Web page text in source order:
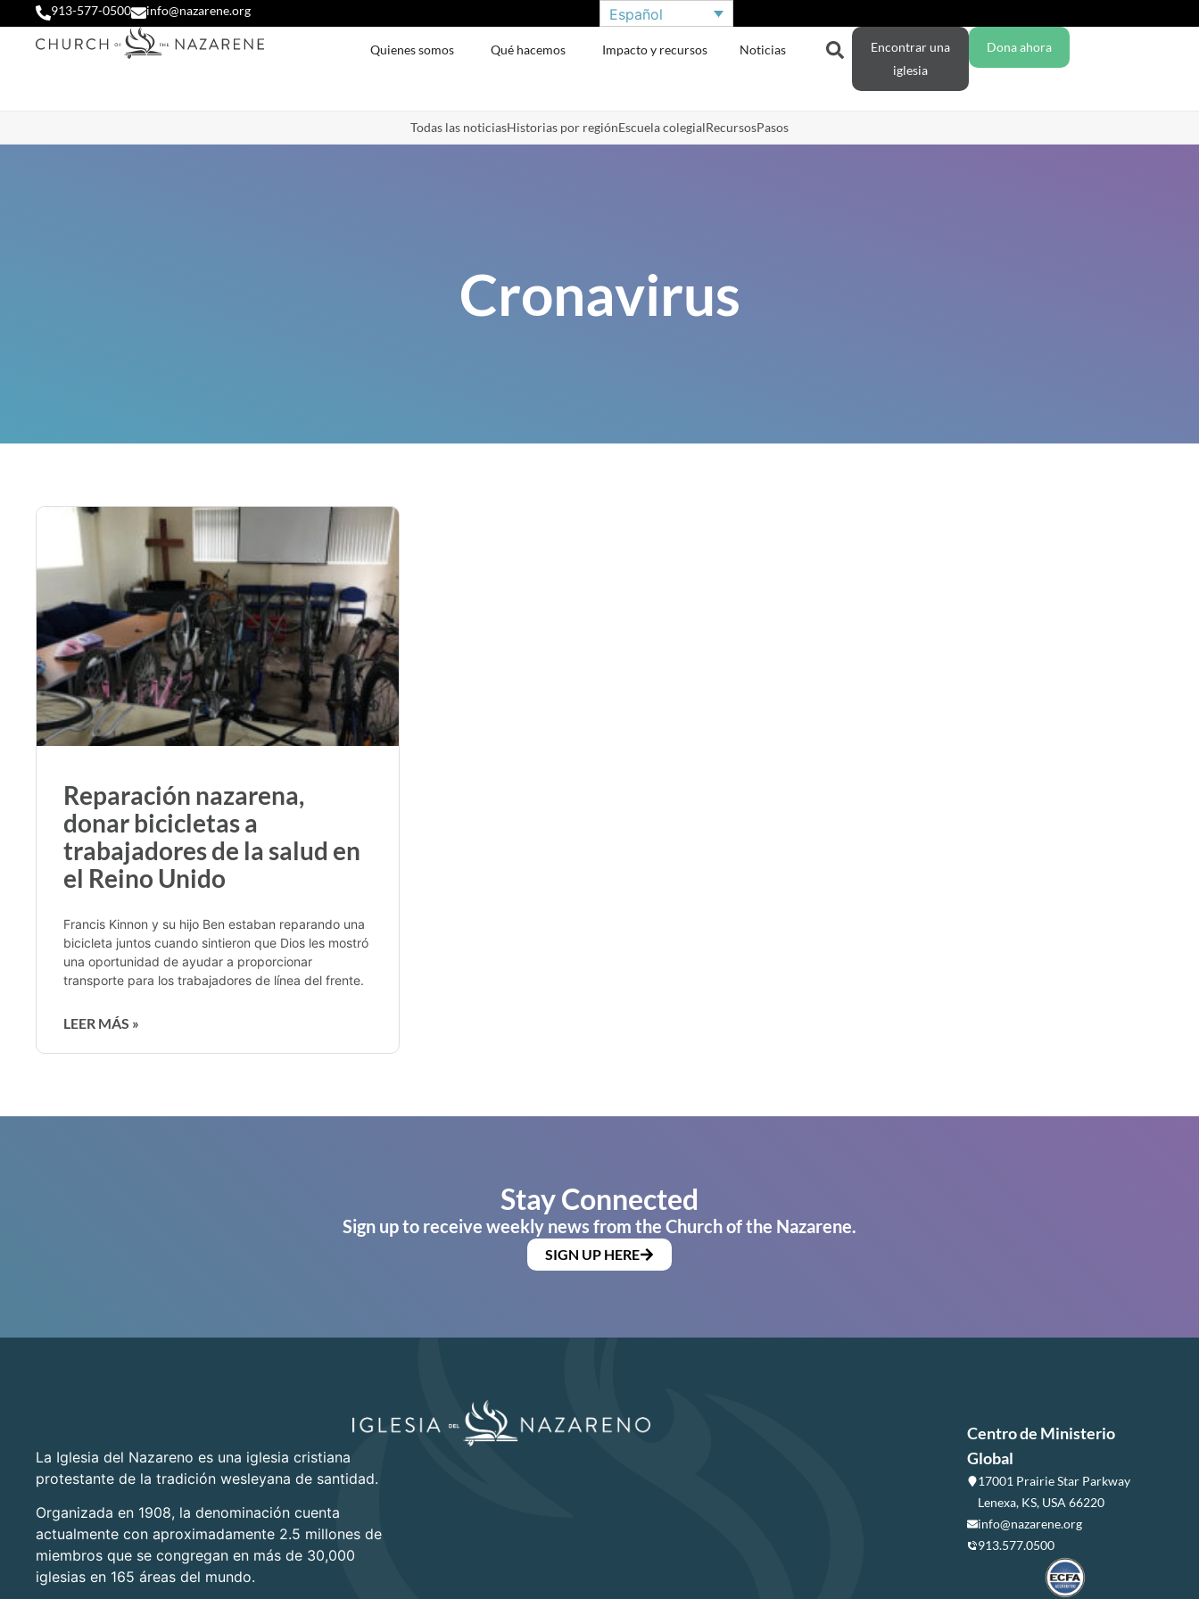
913-577-0500 info@nazarene.org Español
Quienes somos Qué hacemos Impacto y recursos Noticias
Encontrar una
iglesia
Dona ahora
Todas las noticiasHistorias por regiónEscuela colegialRecursosPasos
Cronavirus
Reparación nazarena,
donar bicicletas a
trabajadores de la salud en
el Reino Unido
Francis Kinnon y su hijo Ben estaban reparando una
bicicleta juntos cuando sintieron que Dios les mostró
una oportunidad de ayudar a proporcionar
transporte para los trabajadores de línea del frente.
LEER MÁS »
Stay Connected
Sign up to receive weekly news from the Church of the Nazarene.
SIGN UP HERE
La Iglesia del Nazareno es una iglesia cristiana
protestante de la tradición wesleyana de santidad.
Organizada en 1908, la denominación cuenta
actualmente con aproximadamente 2.5 millones de
miembros que se congregan en más de 30,000
iglesias en 165 áreas del mundo.
Centro de Ministerio
Global
17001 Prairie Star Parkway
Lenexa, KS, USA 66220
info@nazarene.org
913.577.0500